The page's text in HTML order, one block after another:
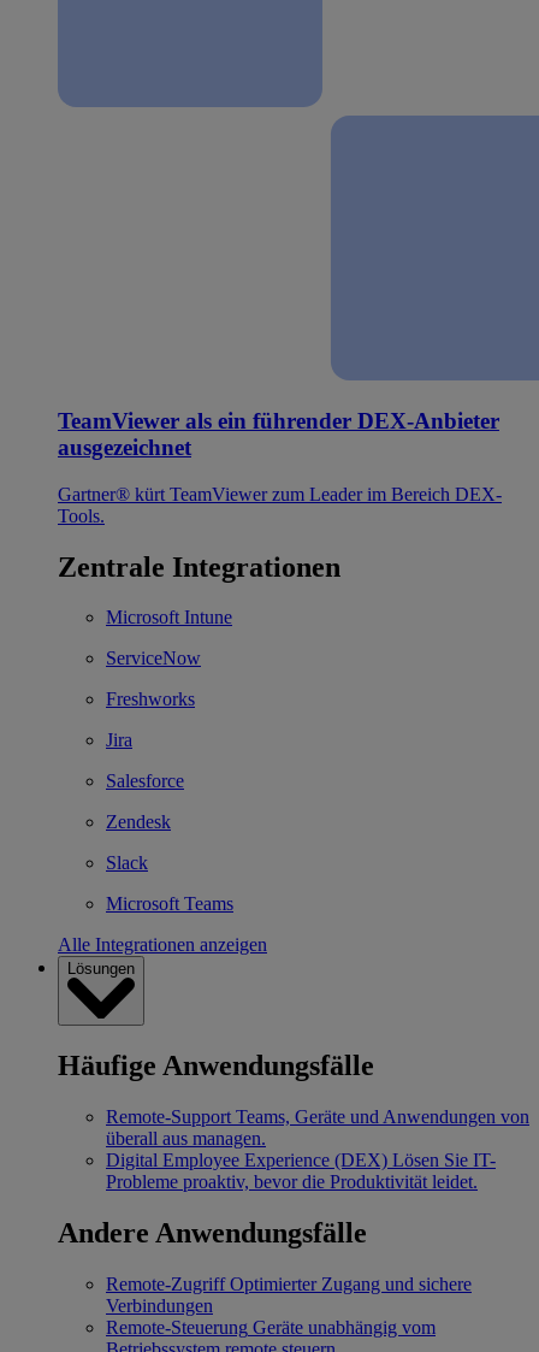
TeamViewer als ein führender DEX-Anbieter
ausgezeichnet
Gartner® kürt TeamViewer zum Leader im Bereich DEX-
Tools.
Zentrale Integrationen
Microsoft Intune
ServiceNow
Freshworks
Jira
Salesforce
Zendesk
Slack
Microsoft Teams
Alle Integrationen anzeigen
Lösungen
Häufige Anwendungsfälle
Remote-Support Teams, Geräte und Anwendungen von
überall aus managen.
Digital Employee Experience (DEX) Lösen Sie IT-
Probleme proaktiv, bevor die Produktivität leidet.
Andere Anwendungsfälle
Remote-Zugriff Optimierter Zugang und sichere
Verbindungen
Remote-Steuerung Geräte unabhängig vom